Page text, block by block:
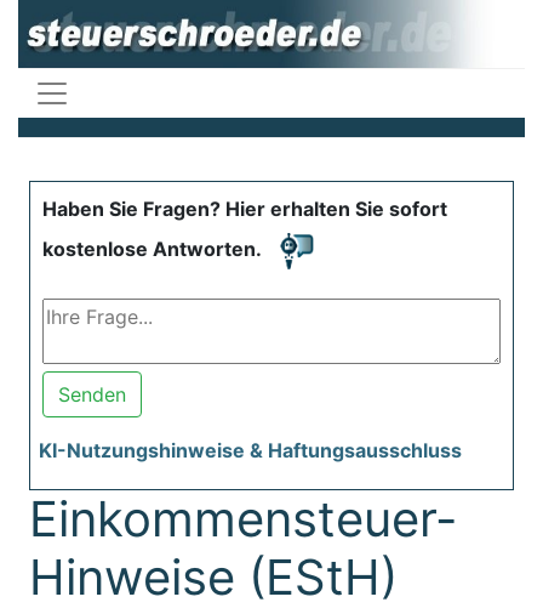
Haben Sie Fragen? Hier erhalten Sie sofort
kostenlose Antworten.
Senden
KI-Nutzungshinweise & Haftungsausschluss
Einkommensteuer-
Hinweise (EStH)